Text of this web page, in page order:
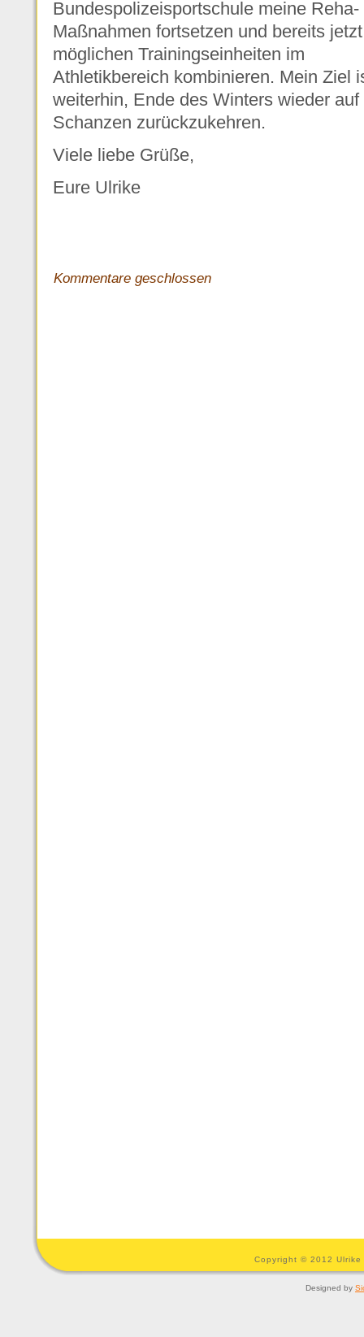
Bundespolizeisportschule meine Reha-
Maßnahmen fortsetzen und bereits
möglichen Trainingseinheiten im
Athletikbereich kombinieren. Mein Ziel
weiterhin, Ende des Winters wieder auf
Schanzen zurückzukehren.
Viele liebe Grüße,
Eure Ulrike
Kommentare geschlossen
Copyright © 2012
Designed by